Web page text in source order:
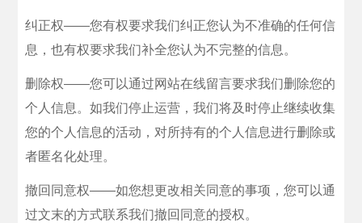
纠正权——您有权要求我们纠正您认为不准确的任何信
息，也有权要求我们补全您认为不完整的信息。
删除权——您可以通过网站在线留言要求我们删除您的
个人信息。如我们停止运营，我们将及时停止继续收集
您的个人信息的活动，对所持有的个人信息进行删除或
者匿名化处理。
撤回同意权——如您想更改相关同意的事项，您可以通
过文末的方式联系我们撤回同意的授权。